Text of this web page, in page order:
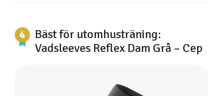
Bäst för utomhusträning:
Vadsleeves Reflex Dam Grå – Cep